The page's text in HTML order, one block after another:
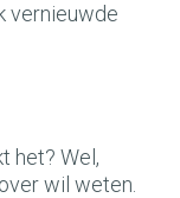
vernieuwde
het? Wel,
wil weten.